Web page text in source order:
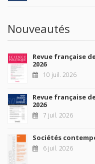
Nouveautés
Revue française
2026
10 juil. 2026
Revue française
2026
7 juil. 2026
Sociétés
6 juil. 2026